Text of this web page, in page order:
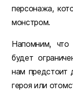
персонажа,
монстром.
Напомним,
будет
нам предстоит
героя или